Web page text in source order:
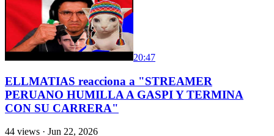
20:47
ELLMATIAS reacciona a "STREAMER
PERUANO HUMILLA A GASPI Y TERMINA
CON SU CARRERA"
44 views · Jun 22, 2026